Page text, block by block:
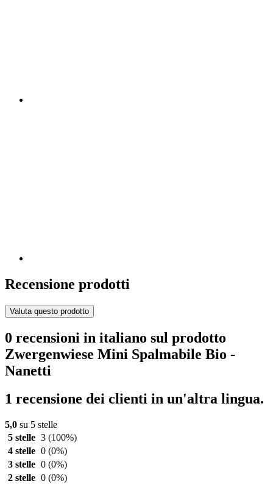
Recensione prodotti
Valuta questo prodotto
0 recensioni in italiano sul prodotto
Zwergenwiese Mini Spalmabile Bio -
Nanetti
1 recensione dei clienti in un'altra lingua.
5,0 su 5 stelle
5 stelle 3 (100%)
4 stelle 0 (0%)
3 stelle 0 (0%)
2 stelle 0 (0%)